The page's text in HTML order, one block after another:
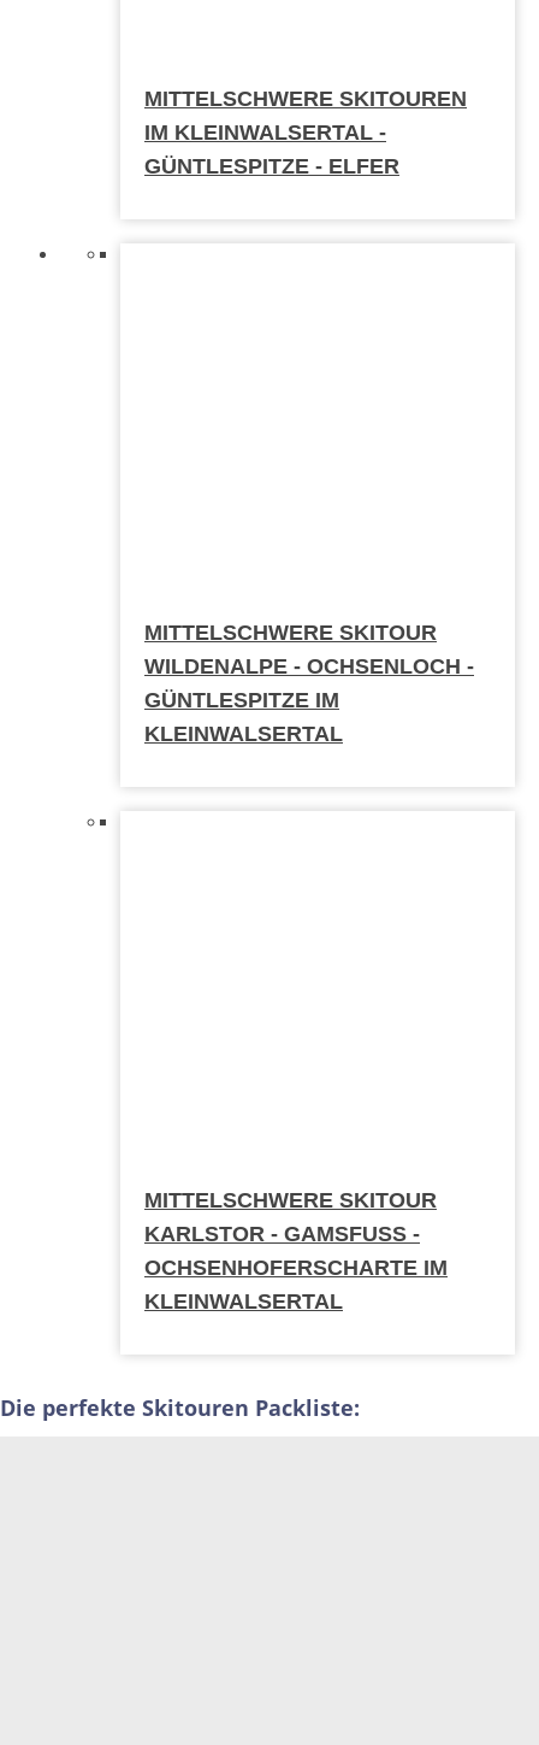
MITTELSCHWERE SKITOUREN
IM KLEINWALSERTAL -
GÜNTLESPITZE - ELFER
MITTELSCHWERE SKITOUR
WILDENALPE - OCHSENLOCH -
GÜNTLESPITZE IM
KLEINWALSERTAL
MITTELSCHWERE SKITOUR
KARLSTOR - GAMSFUSS - O
CHSENHOFERSCHARTE IM K
LEINWALSERTAL
Die perfekte Skitouren Packliste: